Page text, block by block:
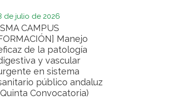
de julio de 2026
CAMPUS
Manejo
de la patología
y vascular
en sistema
público andaluz
Convocatoria)